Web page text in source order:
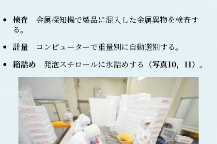
検査
金属探知機で製品に混入した金属異物を検査す
る。
計量
コンピューターで重量別に自動選別する。
箱詰め
発泡スチロールに氷詰めする （写真10，11） 。